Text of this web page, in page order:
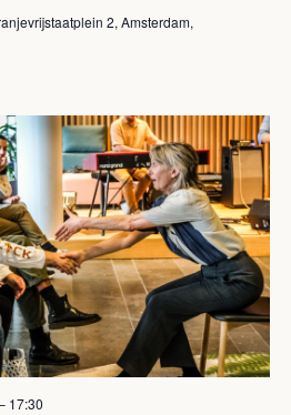
2, Amsterdam,
17:30